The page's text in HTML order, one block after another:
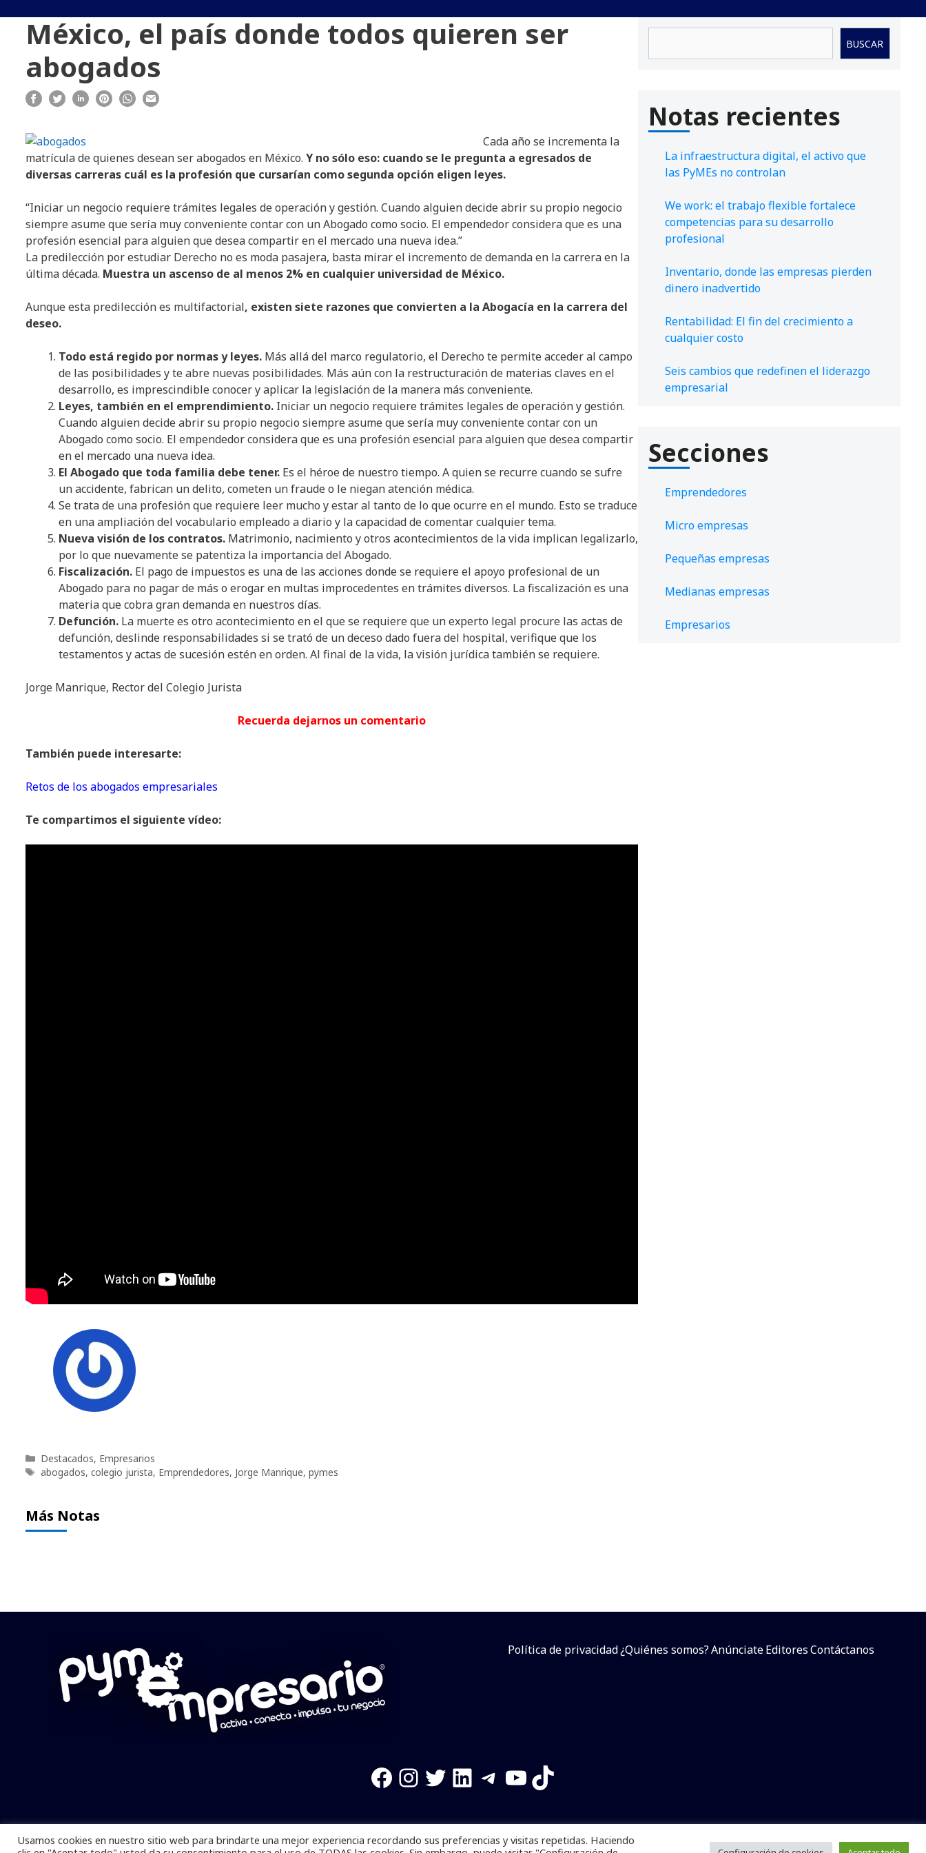
México, el país donde todos quieren ser
abogados
Cada año se incrementa la
matrícula de quienes desean ser abogados en México. Y no sólo eso: cuando se le pregunta a egresados de
diversas carreras cuál es la profesión que cursarían como segunda opción eligen leyes.
“Iniciar un negocio requiere trámites legales de operación y gestión. Cuando alguien decide abrir su propio negocio
siempre asume que sería muy conveniente contar con un Abogado como socio. El empendedor considera que es una
profesión esencial para alguien que desea compartir en el mercado una nueva idea.”
La predilección por estudiar Derecho no es moda pasajera, basta mirar el incremento de demanda en la carrera en la
última década. Muestra un ascenso de al menos 2% en cualquier universidad de México.
Aunque esta predilección es multifactorial, existen siete razones que convierten a la Abogacía en la carrera del
deseo.
Todo está regido por normas y leyes. Más allá del marco regulatorio, el Derecho te permite acceder al campo
de las posibilidades y te abre nuevas posibilidades. Más aún con la restructuración de materias claves en el
desarrollo, es imprescindible conocer y aplicar la legislación de la manera más conveniente.
Leyes, también en el emprendimiento. Iniciar un negocio requiere trámites legales de operación y gestión.
Cuando alguien decide abrir su propio negocio siempre asume que sería muy conveniente contar con un
Abogado como socio. El empendedor considera que es una profesión esencial para alguien que desea compartir
en el mercado una nueva idea.
El Abogado que toda familia debe tener. Es el héroe de nuestro tiempo. A quien se recurre cuando se sufre
un accidente, fabrican un delito, cometen un fraude o le niegan atención médica.
Se trata de una profesión que requiere leer mucho y estar al tanto de lo que ocurre en el mundo. Esto se traduce
en una ampliación del vocabulario empleado a diario y la capacidad de comentar cualquier tema.
Nueva visión de los contratos. Matrimonio, nacimiento y otros acontecimientos de la vida implican legalizarlo,
por lo que nuevamente se patentiza la importancia del Abogado.
Fiscalización. El pago de impuestos es una de las acciones donde se requiere el apoyo profesional de un
Abogado para no pagar de más o erogar en multas improcedentes en trámites diversos. La fiscalización es una
materia que cobra gran demanda en nuestros días.
Defunción. La muerte es otro acontecimiento en el que se requiere que un experto legal procure las actas de
defunción, deslinde responsabilidades si se trató de un deceso dado fuera del hospital, verifique que los
testamentos y actas de sucesión estén en orden. Al final de la vida, la visión jurídica también se requiere.
Jorge Manrique, Rector del Colegio Jurista
Recuerda dejarnos un comentario
También puede interesarte:
Retos de los abogados empresariales
Te compartimos el siguiente vídeo:
Categorías
Destacados, Empresarios
Etiquetas
abogados, colegio jurista, Emprendedores, Jorge Manrique, pymes
Más Notas
BUSCAR
Notas recientes
La infraestructura digital, el activo que
las PyMEs no controlan
We work: el trabajo flexible fortalece
competencias para su desarrollo
profesional
Inventario, donde las empresas pierden
dinero inadvertido
Rentabilidad: El fin del crecimiento a
cualquier costo
Seis cambios que redefinen el liderazgo
empresarial
Secciones
Emprendedores
Micro empresas
Pequeñas empresas
Medianas empresas
Empresarios
Política de privacidad¿Quiénes somos?AnúnciateEditoresContáctanos
Facebook
Instagram
Twitter
LinkedIn
Telegram
YouTube
TikTok
Pymempresario © 2025 Todos los derechos reservados. Se prohibe el uso de la información total o parcial sin dar referencia a la fuente.
Usamos cookies en nuestro sitio web para brindarte una mejor experiencia recordando sus preferencias y visitas repetidas. Haciendo